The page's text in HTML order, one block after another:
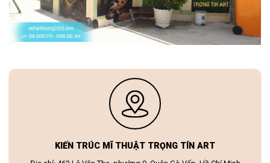
KIẾN TRÚC MĨ THUẬT TRỌNG TÍN ART